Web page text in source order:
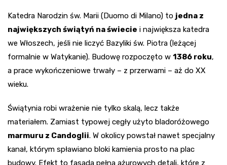
Katedra Narodzin św. Marii (Duomo di Milano) to jedna z
największych świątyń na świecie i największa katedra
we Włoszech, jeśli nie liczyć Bazyliki św. Piotra (leżącej
formalnie w Watykanie). Budowę rozpoczęto w 1386 roku,
a prace wykończeniowe trwały – z przerwami – aż do XX
wieku.
Świątynia robi wrażenie nie tylko skalą, lecz także
materiałem. Zamiast typowej cegły użyto bladoróżowego
marmuru z Candoglii. W okolicy powstał nawet specjalny
kanał, którym spławiano bloki kamienia prosto na plac